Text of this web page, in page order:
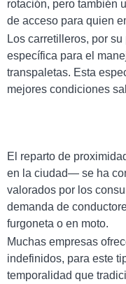
rotación, pero también
de acceso para quien
Los carretilleros, por
específica para el
transpaletas. Esta
mejores condiciones
El reparto de
en la ciudad— se ha
valorados por los
demanda de
furgoneta o en moto.
Muchas empresas
indefinidos, para este
temporalidad que